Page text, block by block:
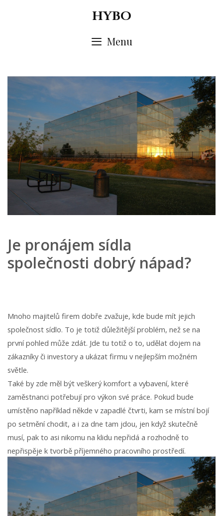
HYBO
Menu
Je pronájem sídla
společnosti dobrý nápad?
Mnoho majitelů firem dobře zvažuje, kde bude mít jejich
společnost sídlo. To je totiž důležitější problém, než se na
první pohled může zdát. Jde tu totiž o to, udělat dojem na
zákazníky či investory a ukázat firmu v nejlepším možném
světle.
Také by zde měl být veškerý komfort a vybavení, které
zaměstnanci potřebují pro výkon své práce. Pokud bude
umístěno například někde v zapadlé čtvrti, kam se místní bojí
po setmění chodit, a i za dne tam jdou, jen když skutečně
musí, pak to asi nikomu na klidu nepřidá a rozhodně to
nepřispěje k tvorbě příjemného pracovního prostředí.